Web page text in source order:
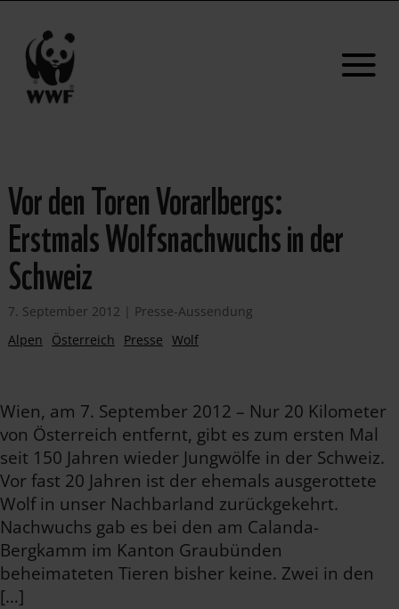
Vor den Toren Vorarlbergs:
Erstmals Wolfsnachwuchs in der
Schweiz
7. September 2012 | Presse-Aussendung
Alpen
Österreich Presse Wolf
Wien, am 7. September 2012 – Nur 20 Kilometer
von Österreich entfernt, gibt es zum ersten Mal
seit 150 Jahren wieder Jungwölfe in der Schweiz.
Vor fast 20 Jahren ist der ehemals ausgerottete
Wolf in unser Nachbarland zurückgekehrt.
Nachwuchs gab es bei den am Calanda-
Bergkamm im Kanton Graubünden
beheimateten Tieren bisher keine. Zwei in den
[…]